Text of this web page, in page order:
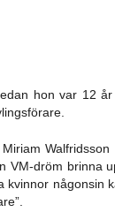
hon var 12
dröm brinna
någonsin